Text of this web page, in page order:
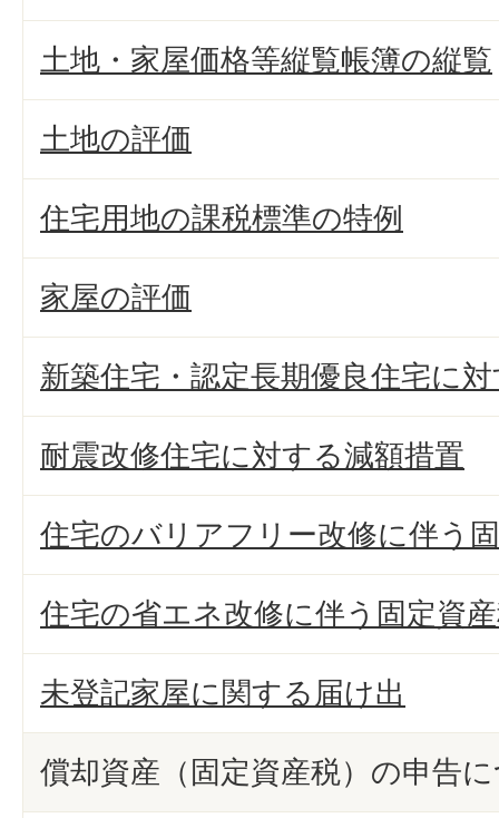
土地・家屋価格等縦覧帳簿の縦覧
土地の評価
住宅用地の課税標準の特例
家屋の評価
新築住宅・認定長期優良住宅に
耐震改修住宅に対する減額措置
住宅のバリアフリー改修に伴う
住宅の省エネ改修に伴う固定資
未登記家屋に関する届け出
償却資産（固定資産税）の申告